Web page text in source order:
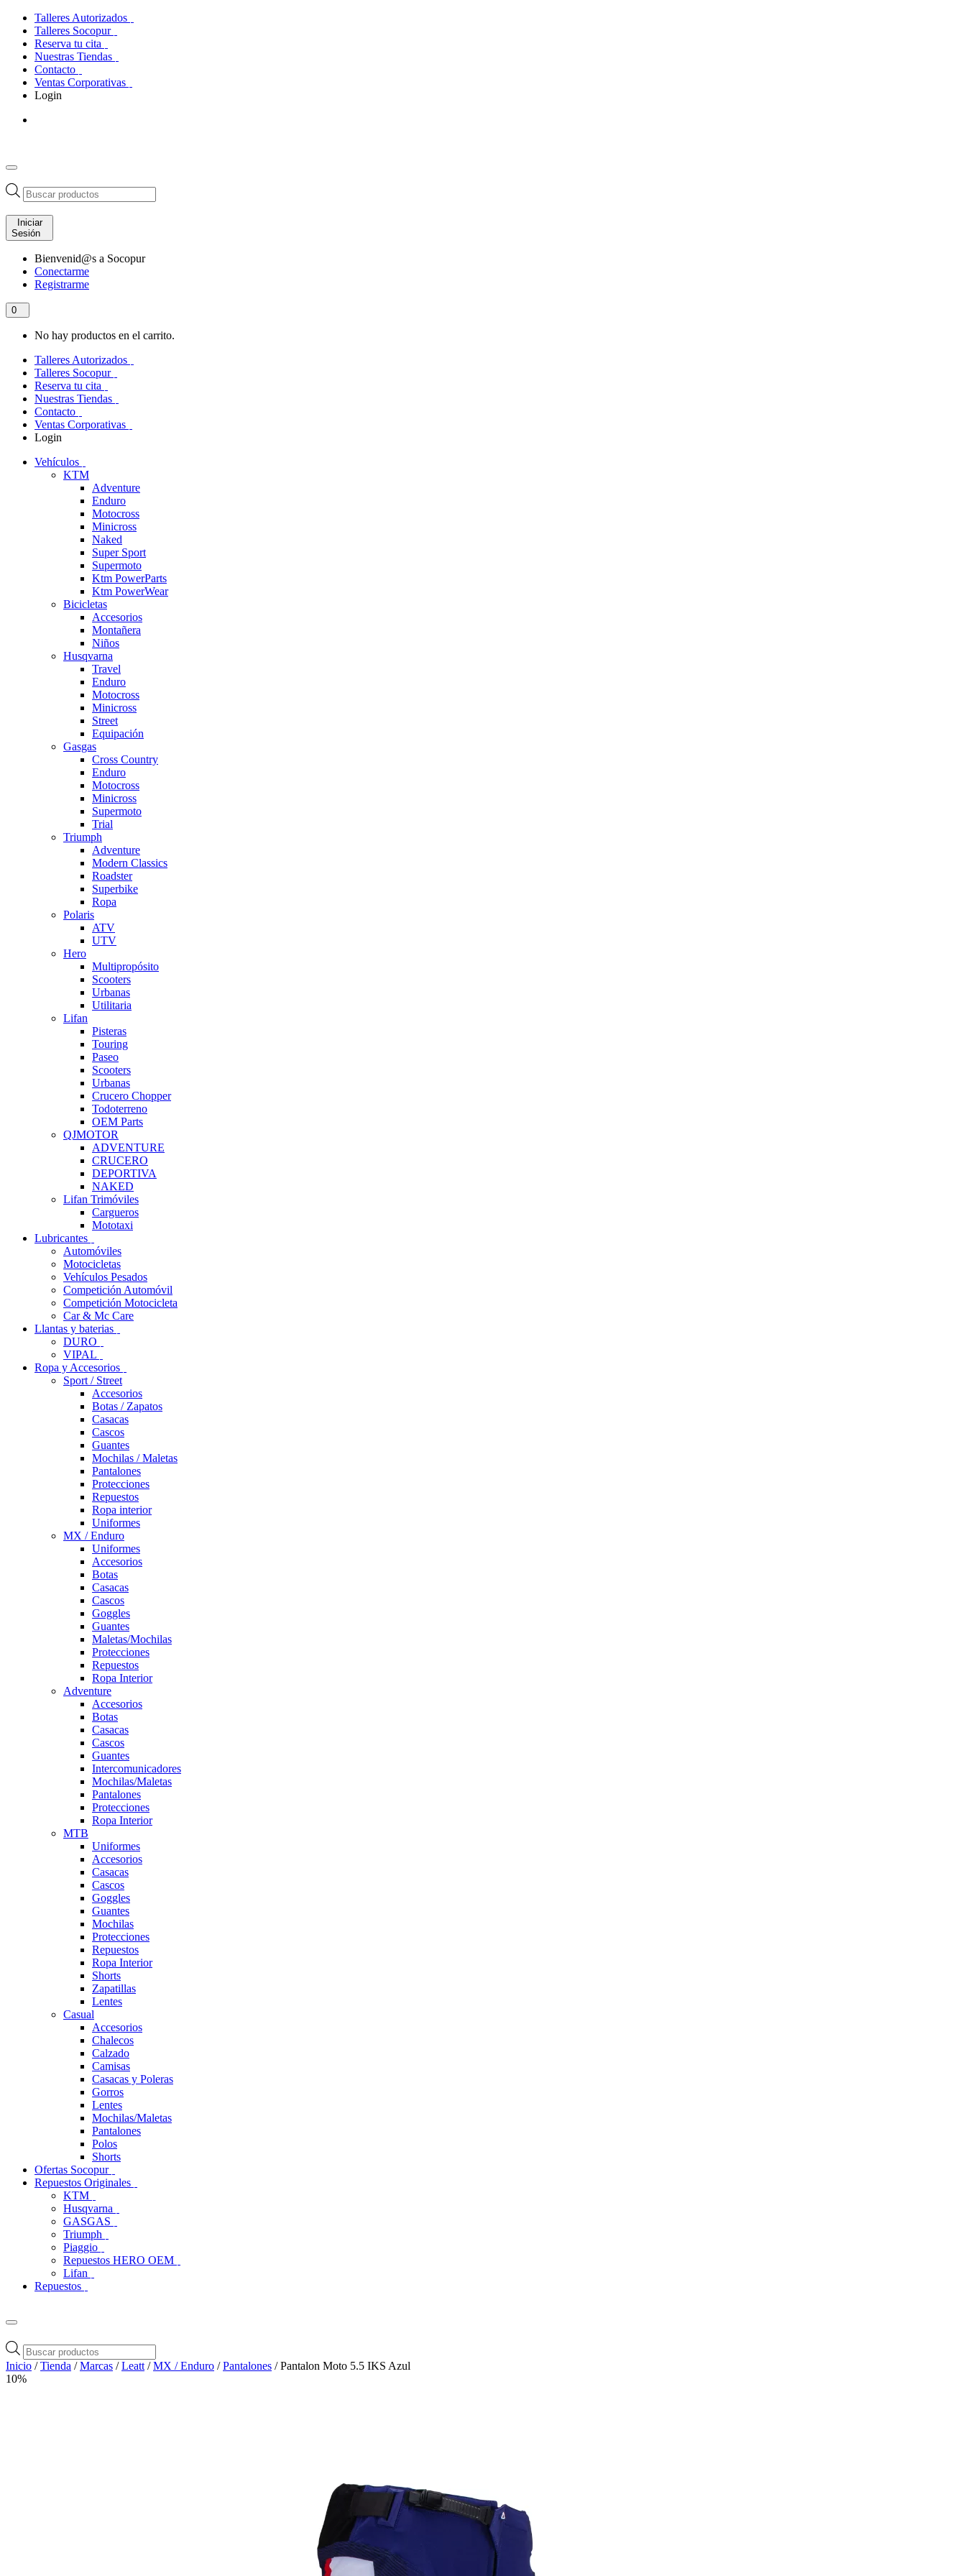
Talleres Autorizados
Talleres Socopur
Reserva tu cita
Nuestras Tiendas
Contacto
Ventas Corporativas
Login
Búsqueda
de
productos
Iniciar
Sesión
Bienvenid@s a Socopur
Conectarme
Registrarme
0
No hay productos en el carrito.
Talleres Autorizados
Talleres Socopur
Reserva tu cita
Nuestras Tiendas
Contacto
Ventas Corporativas
Login
Vehículos
KTM
Adventure
Enduro
Motocross
Minicross
Naked
Super Sport
Supermoto
Ktm PowerParts
Ktm PowerWear
Bicicletas
Accesorios
Montañera
Niños
Husqvarna
Travel
Enduro
Motocross
Minicross
Street
Equipación
Gasgas
Cross Country
Enduro
Motocross
Minicross
Supermoto
Trial
Triumph
Adventure
Modern Classics
Roadster
Superbike
Ropa
Polaris
ATV
UTV
Hero
Multipropósito
Scooters
Urbanas
Utilitaria
Lifan
Pisteras
Touring
Paseo
Scooters
Urbanas
Crucero Chopper
Todoterreno
OEM Parts
QJMOTOR
ADVENTURE
CRUCERO
DEPORTIVA
NAKED
Lifan Trimóviles
Cargueros
Mototaxi
Lubricantes
Automóviles
Motocicletas
Vehículos Pesados
Competición Automóvil
Competición Motocicleta
Car & Mc Care
Llantas y baterias
DURO
VIPAL
Ropa y Accesorios
Sport / Street
Accesorios
Botas / Zapatos
Casacas
Cascos
Guantes
Mochilas / Maletas
Pantalones
Protecciones
Repuestos
Ropa interior
Uniformes
MX / Enduro
Uniformes
Accesorios
Botas
Casacas
Cascos
Goggles
Guantes
Maletas/Mochilas
Protecciones
Repuestos
Ropa Interior
Adventure
Accesorios
Botas
Casacas
Cascos
Guantes
Intercomunicadores
Mochilas/Maletas
Pantalones
Protecciones
Ropa Interior
MTB
Uniformes
Accesorios
Casacas
Cascos
Goggles
Guantes
Mochilas
Protecciones
Repuestos
Ropa Interior
Shorts
Zapatillas
Lentes
Casual
Accesorios
Chalecos
Calzado
Camisas
Casacas y Poleras
Gorros
Lentes
Mochilas/Maletas
Pantalones
Polos
Shorts
Ofertas Socopur
Repuestos Originales
KTM
Husqvarna
GASGAS
Triumph
Piaggio
Repuestos HERO OEM
Lifan
Repuestos
Búsqueda
de
productos
Inicio /Tienda /Marcas /Leatt /MX / Enduro /Pantalones / Pantalon Moto 5.5 IKS Azul
10%